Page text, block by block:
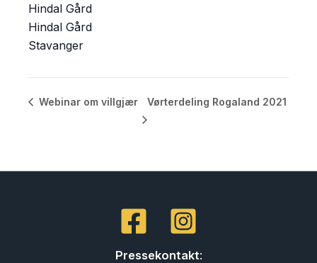
Hindal Gård
Hindal Gård
Stavanger
Webinar om villgjær Vørterdeling Rogaland 2021
Pressekontakt: